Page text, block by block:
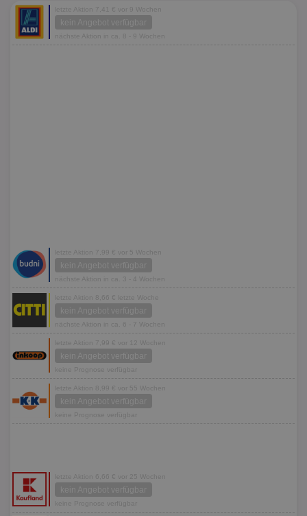
letzte Aktion 7,41 € vor 9 Wochen
kein Angebot verfügbar
nächste Aktion in ca. 8 - 9 Wochen
letzte Aktion 7,99 € vor 5 Wochen
kein Angebot verfügbar
nächste Aktion in ca. 3 - 4 Wochen
letzte Aktion 8,66 € letzte Woche
kein Angebot verfügbar
nächste Aktion in ca. 6 - 7 Wochen
letzte Aktion 7,99 € vor 12 Wochen
kein Angebot verfügbar
keine Prognose verfügbar
letzte Aktion 8,99 € vor 55 Wochen
kein Angebot verfügbar
keine Prognose verfügbar
letzte Aktion 6,66 € vor 25 Wochen
kein Angebot verfügbar
keine Prognose verfügbar